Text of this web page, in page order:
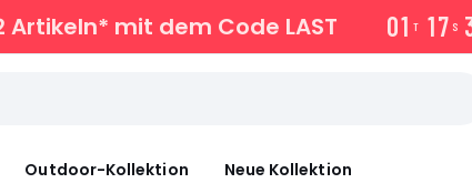
mit dem Code LAST 01 T 17 S
Outdoor-Kollektion Neue Kollektion